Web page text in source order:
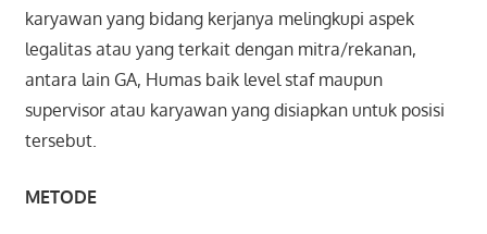
karyawan yang bidang kerjanya melingkupi aspek
legalitas atau yang terkait dengan mitra/rekanan,
antara lain GA, Humas baik level staf maupun
supervisor atau karyawan yang disiapkan untuk posisi
tersebut.
METODE